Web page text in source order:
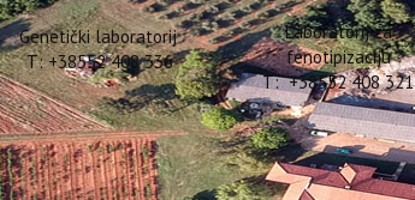
Genetički laboratorij
T: +38552 408 336
Laboratorij za
fenotipizaciju
T: +38552 408 321